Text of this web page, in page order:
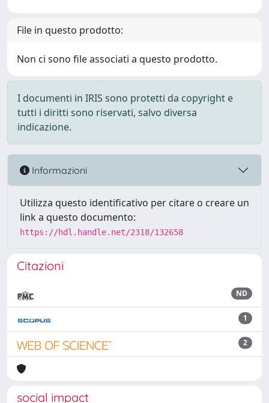
File in questo prodotto:
Non ci sono file associati a questo prodotto.
I documenti in IRIS sono protetti da copyright e
tutti i diritti sono riservati, salvo diversa
indicazione.
Informazioni
Utilizza questo identificativo per citare o creare un
link a questo documento:
https://hdl.handle.net/2318/132658
Citazioni
ND
1
2
social impact